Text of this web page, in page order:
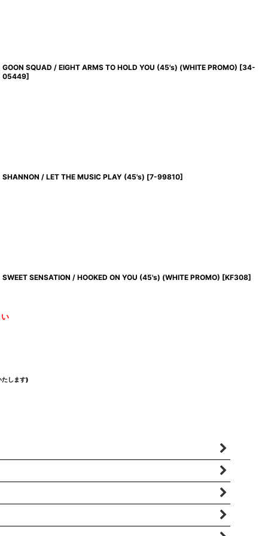
GOON SQUAD / EIGHT ARMS TO HOLD YOU (45's) (WHITE PROMO) [34-
05449]
SHANNON / LET THE MUSIC PLAY (45's) [7-99810]
SWEET SENSATION / HOOKED ON YOU (45's) (WHITE PROMO) [KF308]
たします)